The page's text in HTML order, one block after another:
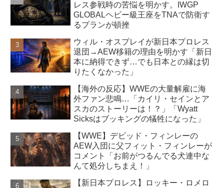
レス参戦時の苦悩を明かす。IWGP
GLOBALヘビー級王座をTNAで防衛す
るプランが頓挫
ウィル・オスプレイが新日本プロレス
退団→AEW移籍の理由を明かす「新日
本に納得できず…でも日本との縁は切
りたくなかった」
【海外の反応】WWEの大量解雇に海
外ファン悲鳴…「カイリ・セインとア
スカのストーリーは！？」「Wyatt
Sicksはブッキングの犠牲になった」
【WWE】デビッド・フィンレーの
AEW入団に父フィット・フィンレーが
コメント「お前がつるんでる犬連中な
んて処分しちまえ！」
【新日本プロレス】ロッキー・ロメロ